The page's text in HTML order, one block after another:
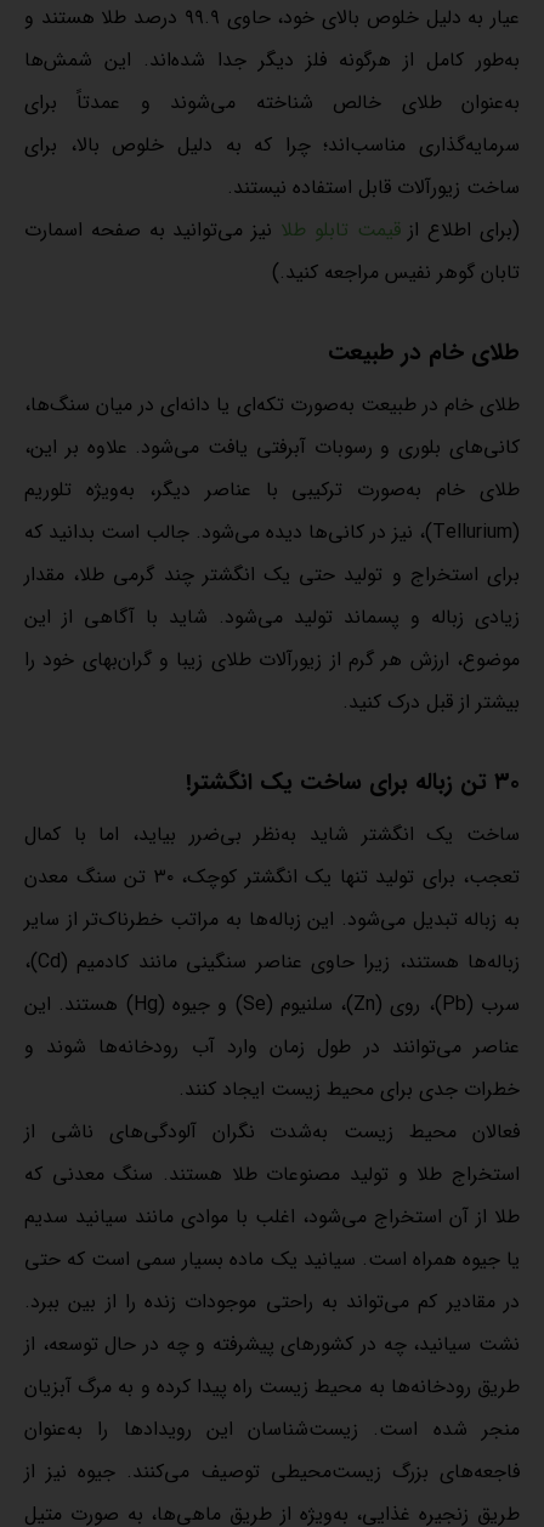
عیار به دلیل خلوص بالای خود، حاوی ۹۹.۹ درصد طلا هستند و
به‌طور کامل از هرگونه فلز دیگر جدا شده‌اند. این شمش‌ها
به‌عنوان طلای خالص شناخته می‌شوند و عمدتاً برای
سرمایه‌گذاری مناسب‌اند؛ چرا که به دلیل خلوص بالا، برای
ساخت زیورآلات قابل استفاده نیستند.
(برای اطلاع ازقیمت تابلو طلا نیز می‌توانید به صفحه اسمارت
تابان گوهر نفیس مراجعه کنید.)
طلای خام در طبیعت
طلای خام در طبیعت به‌صورت تکه‌ای یا دانه‌ای در میان سنگ‌ها،
کانی‌های بلوری و رسوبات آبرفتی یافت می‌شود. علاوه بر این،
طلای خام به‌صورت ترکیبی با عناصر دیگر، به‌ویژه تلوریم
(Tellurium)، نیز در کانی‌ها دیده می‌شود. جالب است بدانید که
برای استخراج و تولید حتی یک انگشتر چند گرمی طلا، مقدار
زیادی زباله و پسماند تولید می‌شود. شاید با آگاهی از این
موضوع، ارزش هر گرم از زیورآلات طلای زیبا و گران‌بهای خود را
بیشتر از قبل درک کنید.
۳۰ تن زباله برای ساخت یک انگشتر!
ساخت یک انگشتر شاید به‌نظر بی‌ضرر بیاید، اما با کمال
تعجب، برای تولید تنها یک انگشتر کوچک، ۳۰ تن سنگ معدن
به زباله تبدیل می‌شود. این زباله‌ها به مراتب خطرناک‌تر از سایر
زباله‌ها هستند، زیرا حاوی عناصر سنگینی مانند کادمیم (Cd)،
سرب (Pb)، روی (Zn)، سلنیوم (Se) و جیوه (Hg) هستند. این
عناصر می‌توانند در طول زمان وارد آب رودخانه‌ها شوند و
خطرات جدی برای محیط زیست ایجاد کنند.
فعالان محیط زیست به‌شدت نگران آلودگی‌های ناشی از
استخراج طلا و تولید مصنوعات طلا هستند. سنگ معدنی که
طلا از آن استخراج می‌شود، اغلب با موادی مانند سیانید سدیم
یا جیوه همراه است. سیانید یک ماده بسیار سمی است که حتی
در مقادیر کم می‌تواند به راحتی موجودات زنده را از بین ببرد.
نشت سیانید، چه در کشورهای پیشرفته و چه در حال توسعه، از
طریق رودخانه‌ها به محیط زیست راه پیدا کرده و به مرگ آبزیان
منجر شده است. زیست‌شناسان این رویدادها را به‌عنوان
فاجعه‌های بزرگ زیست‌محیطی توصیف می‌کنند. جیوه نیز از
طریق زنجیره غذایی، به‌ویژه از طریق ماهی‌ها، به صورت متیل